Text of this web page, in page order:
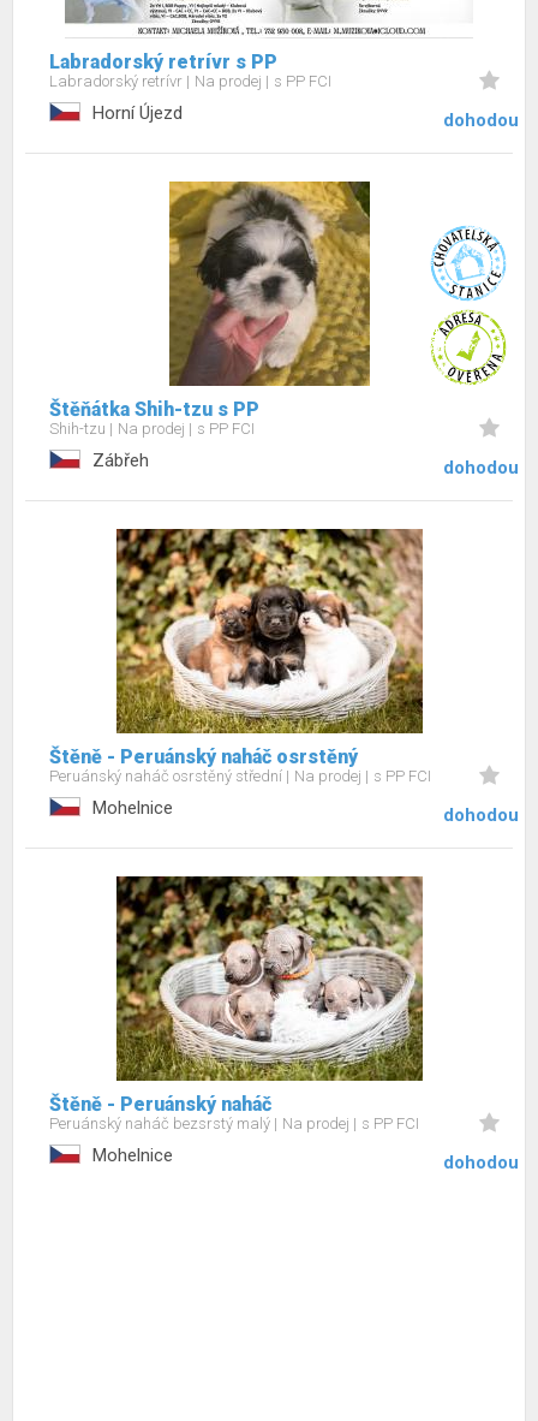
Labradorský retrívr s PP
Labradorský retrívr Na prodej s PP FCI
Horní Újezd dohodou
Štěňátka Shih-tzu s PP
Shih-tzu Na prodej s PP FCI
Zábřeh dohodou
Štěně - Peruánský naháč osrstěný
Peruánský naháč osrstěný střední Na prodej s PP FCI
Mohelnice dohodou
Štěně - Peruánský naháč
Peruánský naháč bezsrstý malý Na prodej s PP FCI
Mohelnice dohodou